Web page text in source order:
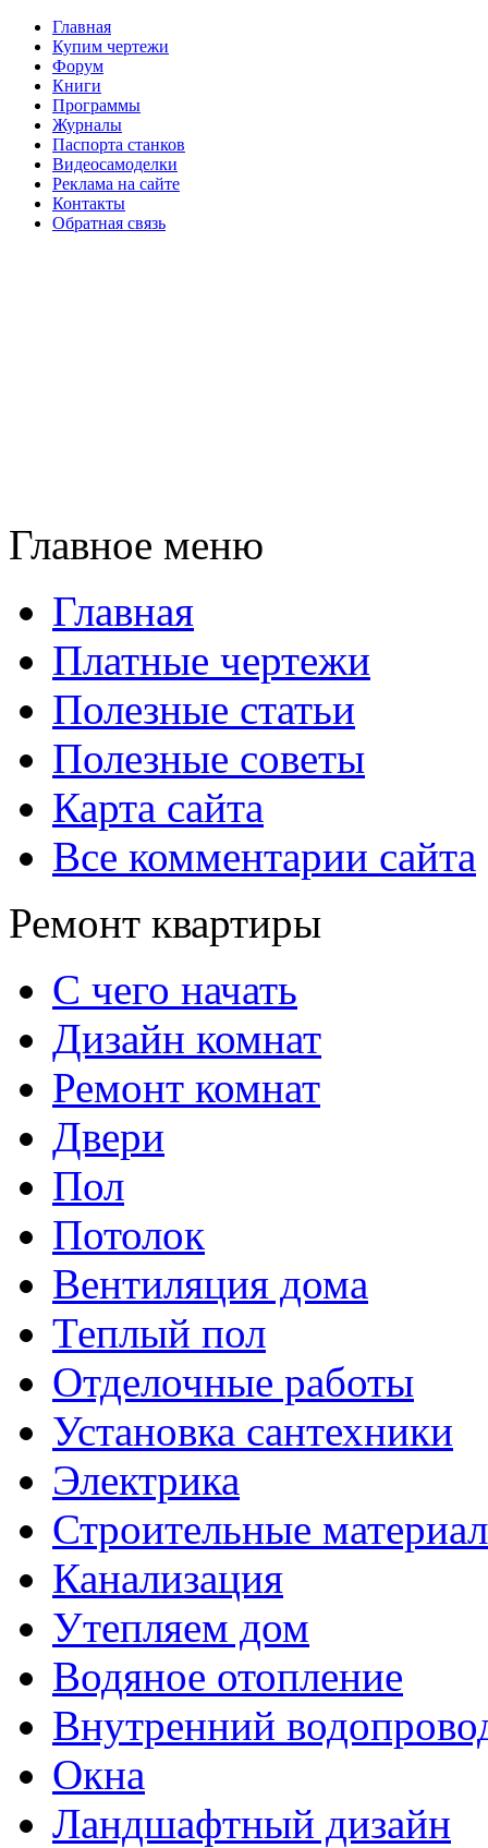
Главная
Купим чертежи
Форум
Книги
Программы
Журналы
Паспорта станков
Видеосамоделки
Реклама на сайте
Контакты
Обратная связь
Главное меню
Главная
Платные чертежи
Полезные статьи
Полезные советы
Карта сайта
Все комментарии сайта
Ремонт квартиры
С чего начать
Дизайн комнат
Ремонт комнат
Двери
Пол
Потолок
Вентиляция дома
Теплый пол
Отделочные работы
Установка сантехники
Электрика
Строительные
Канализация
Утепляем дом
Водяное отопление
Внутренний
Окна
Ландшафтный дизайн